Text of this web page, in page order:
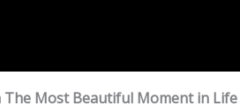
The Most Beautiful Moment in Life